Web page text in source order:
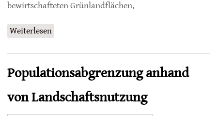
bewirtschafteten Grünlandflächen.
Weiterlesen
Populationsabgrenzung anhand
von Landschaftsnutzung